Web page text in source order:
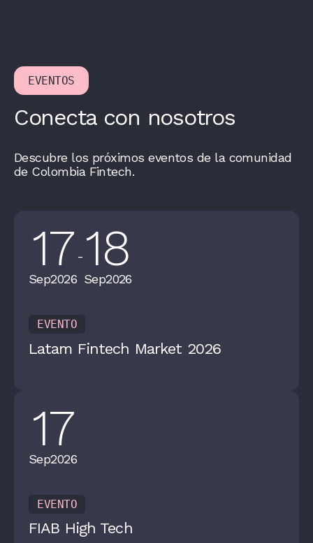
EVENTOS
Conecta con nosotros
Descubre los próximos eventos de la comunidad
de Colombia Fintech.
17
Sep2026
- 18
Sep2026
EVENTO
Latam Fintech Market 2026
17
Sep2026
EVENTO
FIAB High Tech